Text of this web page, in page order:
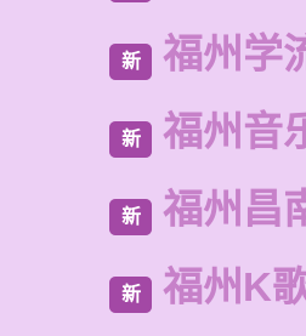
新 福州学
新 福州音
新 福州昌
新 福州K